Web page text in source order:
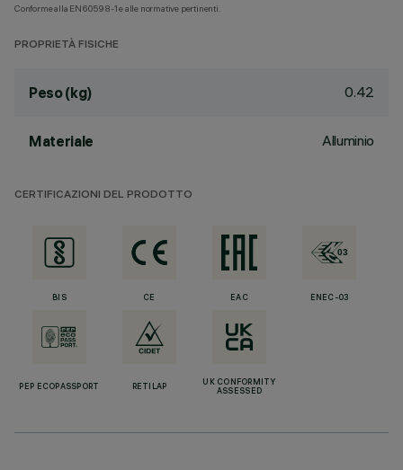
Conforme alla EN60598-1 e alle normative pertinenti.
PROPRIETÀ FISICHE
Peso (kg) 0.42
Materiale Alluminio
CERTIFICAZIONI DEL PRODOTTO
BIS CE EAC ENEC-03
PEP ECOPASSPORT RETILAP
UK CONFORMITY
ASSESSED